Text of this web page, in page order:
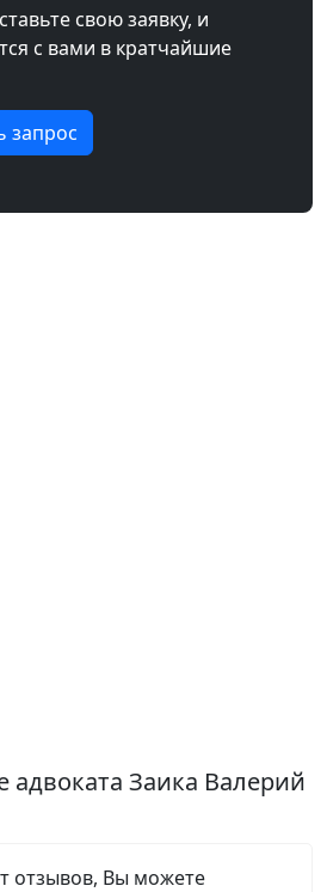
свою заявку, и
с вами в кратчайшие
запрос
адвоката Заика Валерий
отзывов, Вы можете